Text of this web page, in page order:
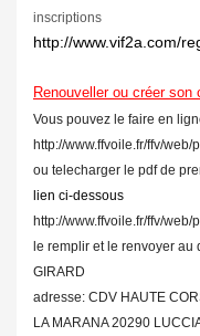
inscriptions
http://www.vif2a.com/
Renouveller ou créer
Vous pouvez le faire en
http://www.ffvoile.fr/ffv/
ou telecharger le pdf de
lien ci-dessous
http://www.ffvoile.fr/ffv/
le remplir et le renvoyer
GIRARD
adresse: CDV HAUTE
LA MARANA 20290